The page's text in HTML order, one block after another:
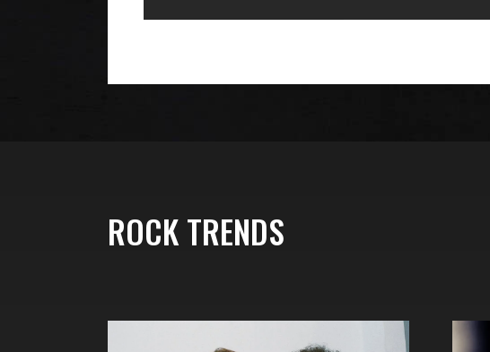
ROCK TRENDS